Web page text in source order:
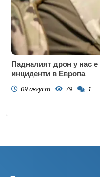
Падналият дрон у нас е
инциденти в Европа
09 август 79 1